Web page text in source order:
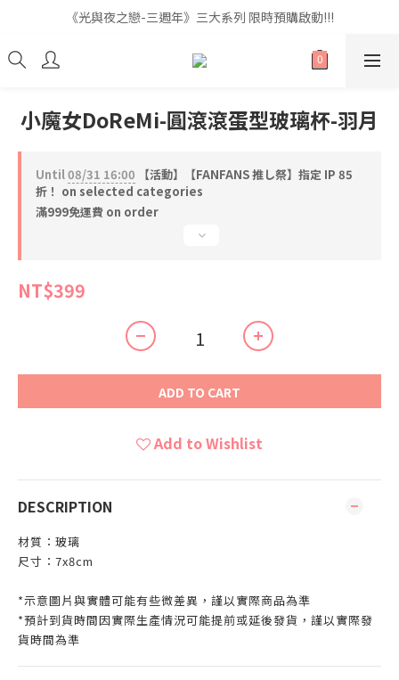
《光與夜之戀-三週年》三大系列 限時預購啟動!!!
《光與夜之戀-三週年》三大系列 限時預購啟動!!!
全館滿$999即享免運🚛
小魔女DoReMi-圓滾滾蛋型玻璃杯-羽月
Until08/31 16:00 【活動】【FANFANS 推し祭】指定 IP 85
折！ on selected categories
滿999免運費 on order
NT$399
ADD TO CART
Add to Wishlist
DESCRIPTION
材質：玻璃
尺寸：7x8cm
*示意圖片與實體可能有些微差異，謹以實際商品為準
*預計到貨時間因實際生產情況可能提前或延後發貨，謹以實際發
貨時間為準